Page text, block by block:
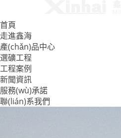
首頁
走進鑫海
產(chǎn)品中心
選礦工程
工程案例
新聞資訊
服務(wù)承諾
聯(lián)系我們